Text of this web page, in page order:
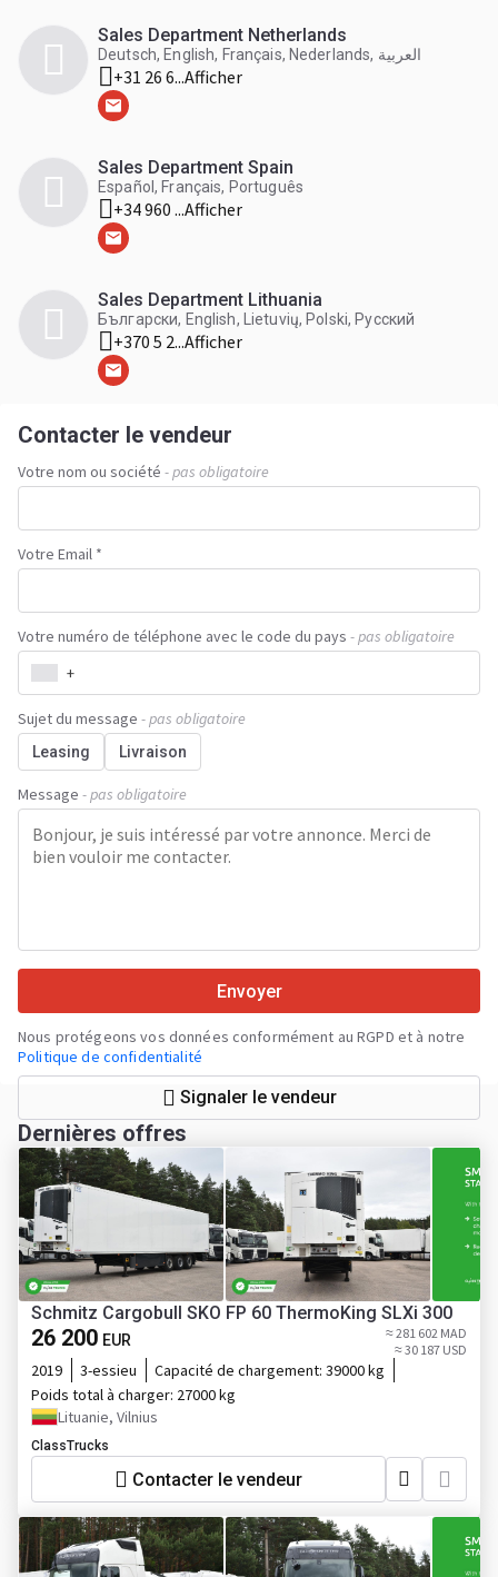
Sales Department Netherlands
Deutsch, English, Français, Nederlands, العربية
+31 26 6...Afficher
Sales Department Spain
Español, Français, Português
+34 960 ...Afficher
Sales Department Lithuania
Български, English, Lietuvių, Polski, Русский
+370 5 2...Afficher
Contacter le vendeur
Votre nom ou société - pas obligatoire
Votre Email *
Votre numéro de téléphone avec le code du pays - pas obligatoire
+
Sujet du message - pas obligatoire
Leasing Livraison
Message - pas obligatoire
Envoyer
Nous protégeons vos données conformément au RGPD et à notre
Politique de confidentialité
Signaler le vendeur
Dernières offres
Schmitz Cargobull SKO FP 60 ThermoKing SLXi 300
26 200 EUR
≈ 281 602 MAD
≈ 30 187 USD
2019 3-essieu Capacité de chargement: 39000 kg
Poids total à charger: 27000 kg
Lituanie, Vilnius
ClassTrucks
Contacter le vendeur